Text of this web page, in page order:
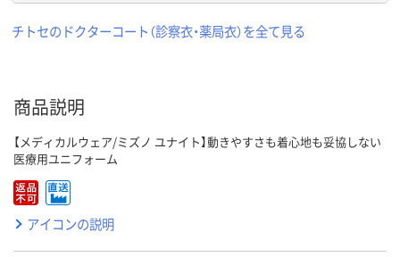
チトセのドクターコート（診察衣・薬局衣）を全て見る
商品説明
【メディカルウェア/ミズノ ユナイト】動きやすさも着心地も妥協しない
医療用ユニフォーム
アイコンの説明